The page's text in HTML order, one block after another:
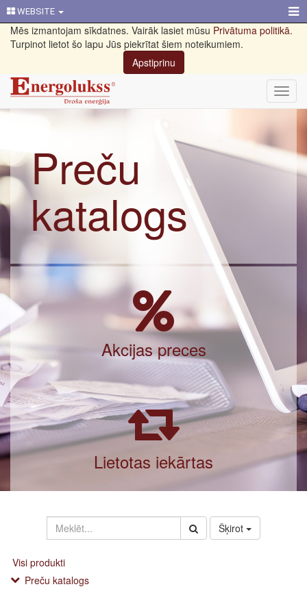
WEBSITE
Mēs izmantojam sīkdatnes. Vairāk lasiet mūsu Privātuma politikā.
Turpinot lietot šo lapu Jūs piekrītat šiem noteikumiem.
Apstiprinu
Preču
katalogs
Akcijas preces
Lietotas iekārtas
Šķirot
Visi produkti
Preču katalogs